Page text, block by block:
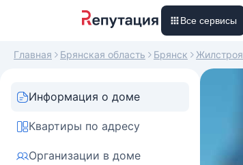
Все сервисы
Главная Брянская область Брянск Жилстроя
Информация о доме
Квартиры по адресу
Организации в доме